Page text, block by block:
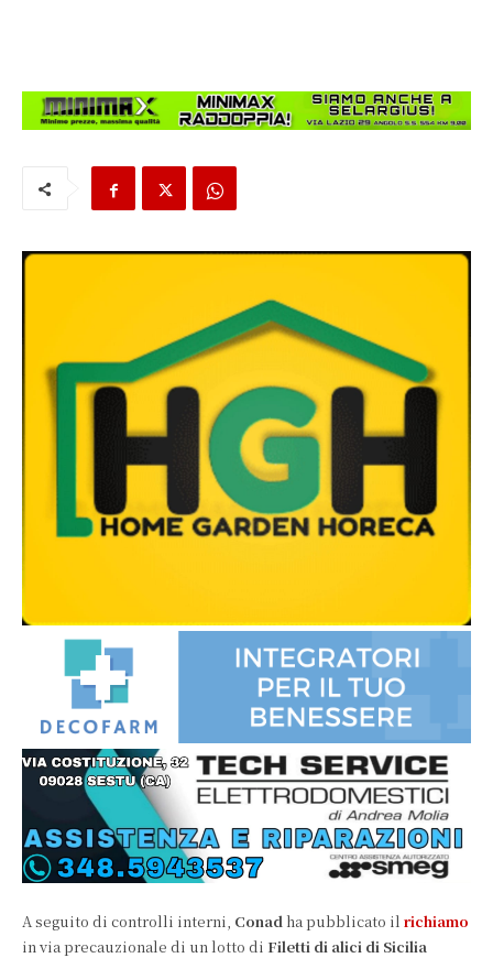
A seguito di controlli interni, Conad ha pubblicato il richiamo
in via precauzionale di un lotto di Filetti di alici di Sicilia